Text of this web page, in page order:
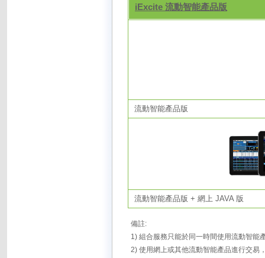
iExcite 流動智能產品版
流動智能產品版
流動智能產品版 + 網上 JAVA 版
備註:
1) 組合服務只能於同一時間使用流動智能
2) 使用網上或其他流動智能產品進行交易